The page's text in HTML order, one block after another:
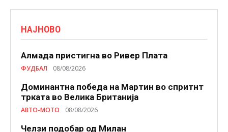
НАЈНОВО
Алмада пристигна во Ривер Плата
ФУДБАЛ 08/08/2026
Доминантна победа на Мартин во спритнт
трката во Велика Британија
АВТО-МОТО 08/08/2026
Челзи подобaр од Милан